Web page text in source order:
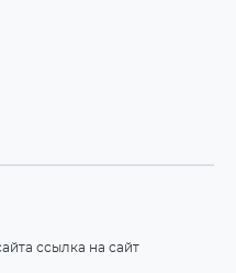
ссылка на сайт